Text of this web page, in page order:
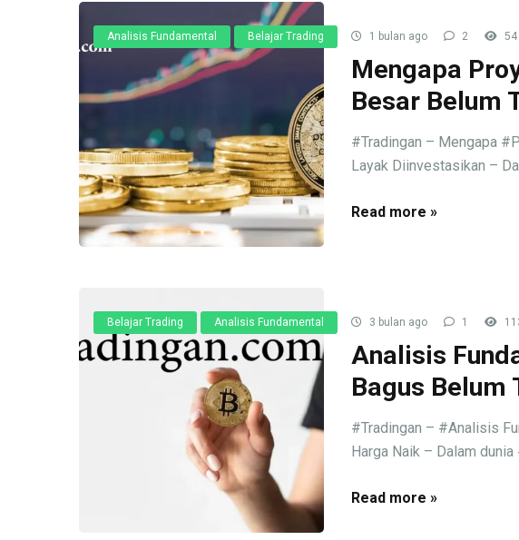
Analisis Fundamental Belajar Trading 1 bulan ago 2 54
Mengapa
Besar Belum
#Tradingan – Mengapa
Layak Diinvestasikan –
Read more »
Belajar Trading Analisis Fundamental 3 bulan ago 1
Analisis
Bagus Belum
#Tradingan – #Analisis
Harga Naik – Dalam dunia
Read more »